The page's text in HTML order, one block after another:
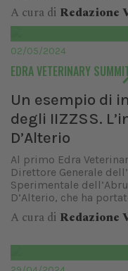
A cura di Redazione
02/05/2024
EDRA VETERINARY
Un esempio di
degli IIZZSS.
D’Alterio
Al primo Edra
Direttore Generale
Sperimentale
D’Alterio, che ha
A cura di Redazione